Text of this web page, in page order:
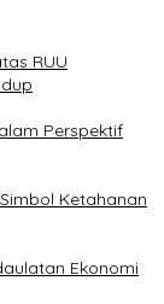
RUU
Perspektif
Ketahanan
Ekonomi